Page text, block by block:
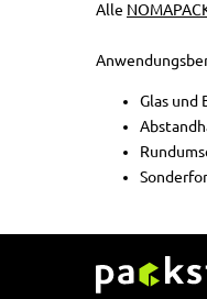
Alle
Glas und